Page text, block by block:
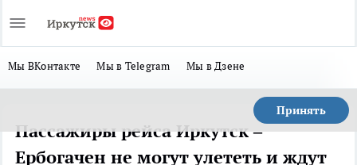
Мы ВКонтакте Мы в Telegram Мы в Дзене
Принять
Пассажиры рейса Иркутск –
Ербогачен не могут улететь и ждут